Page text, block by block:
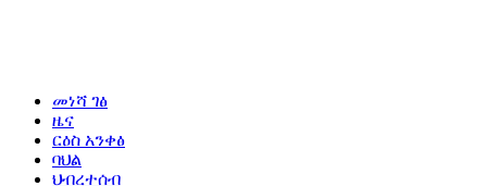
መነሻ ገፅ
ዜና
ርዕስ አንቀፅ
ባህል
ህብረተሰብ